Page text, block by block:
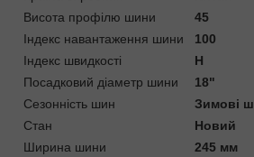
Висота профілю шини
45
Індекс навантаження шини
100
Індекс швидкості
H
Посадковий діаметр шини
18"
Сезонність шин
Зимові
Стан
Новий
Ширина шини
245 мм